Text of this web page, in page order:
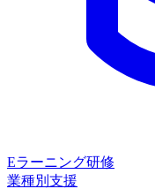
Eラーニング研修
業種別支援